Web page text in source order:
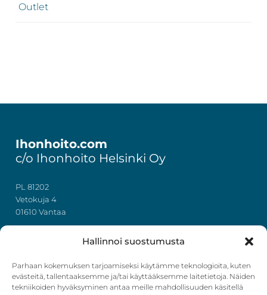
Hallinnoi suostumusta
Parhaan kokemuksen tarjoamiseksi käytämme teknologioita, kuten
evästeitä, tallentaaksemme ja/tai käyttääksemme laitetietoja. Näiden
tekniikoiden hyväksyminen antaa meille mahdollisuuden käsitellä
Outlet
Ihonhoito.com
c/o Ihonhoito Helsinki Oy
PL 81202
Vetokuja 4
01610 Vantaa
info@ihonhoito.com